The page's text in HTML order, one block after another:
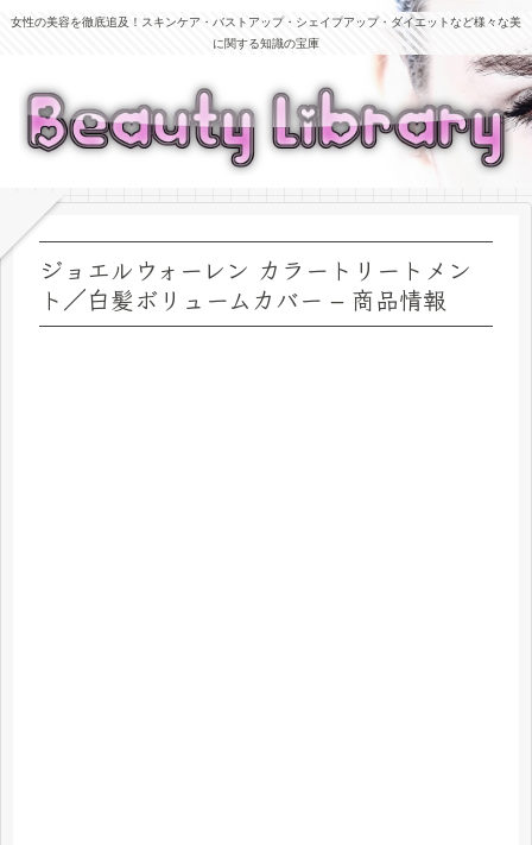
女性の美容を徹底追及！スキンケア・バストアップ・シェイプアップ・ダイエットなど様々な美
に関する知識の宝庫
ジョエルウォーレン カラートリートメン
ト／白髪ボリュームカバー – 商品情報